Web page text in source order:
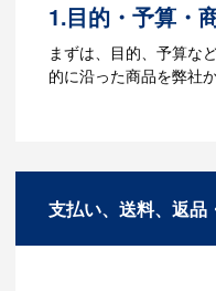
Q：ウェブサイ
ていないオリジ
タマイズが可能です。
1.目的・予算・
まずは、目的、予算な
的に沿った商品を弊社
お見積を弊社からお出
3.発注・データ
支払い、送料、返品